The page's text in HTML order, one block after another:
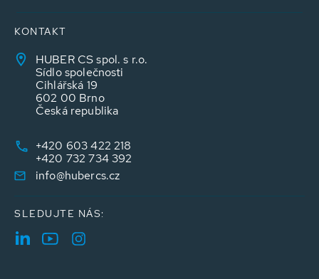
KONTAKT
HUBER CS spol. s r.o.
Sídlo společnosti
Cihlářská 19
602 00 Brno
Česká republika
+420 603 422 218
+420 732 734 392
info@hubercs.cz
SLEDUJTE NÁS: